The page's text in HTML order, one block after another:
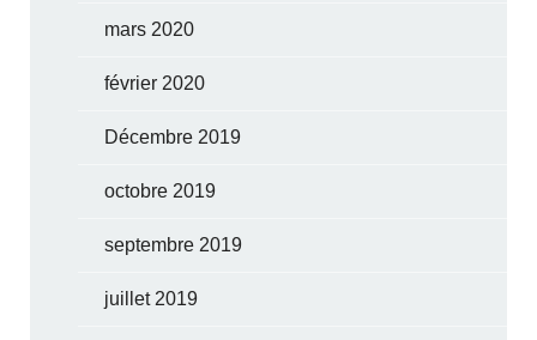
mars 2020
février 2020
Décembre 2019
octobre 2019
septembre 2019
juillet 2019